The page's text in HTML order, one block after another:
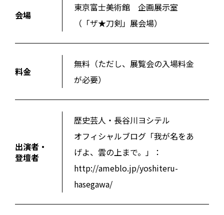
会場
東京富士美術館 企画展示室
（「ザ★刀剣」展会場）
料金
無料（ただし、展覧会の入場料金
が必要）
出演者・
登壇者
歴史芸人・長谷川ヨシテル
オフィシャルブログ「我が名をあ
げよ、雲の上まで。」：
http://ameblo.jp/yoshiteru-
hasegawa/